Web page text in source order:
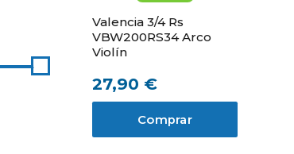
Valencia 3/4 Rs
VBW200RS34 Arco
Violín
27,90 €
Comprar